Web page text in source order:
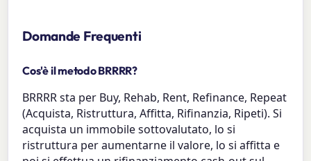
Domande Frequenti
Cos'è il metodo BRRRR?
BRRRR sta per Buy, Rehab, Rent, Refinance, Repeat
(Acquista, Ristruttura, Affitta, Rifinanzia, Ripeti). Si
acquista un immobile sottovalutato, lo si
ristruttura per aumentarne il valore, lo si affitta e